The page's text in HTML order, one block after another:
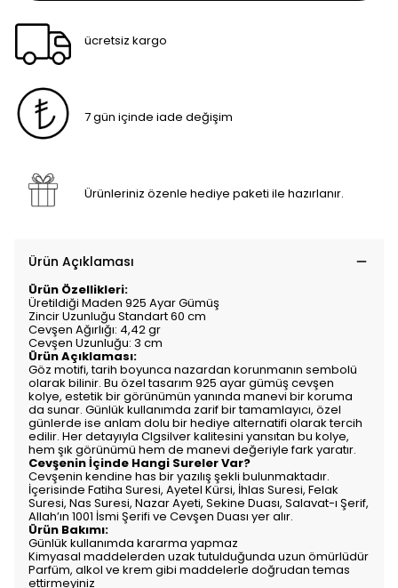
ücretsiz kargo
7 gün içinde iade değişim
Ürünleriniz özenle hediye paketi ile hazırlanır.
Ürün Açıklaması
Ürün Özellikleri:
Üretildiği Maden 925 Ayar Gümüş
Zincir Uzunluğu Standart 60 cm
Cevşen Ağırlığı: 4,42 gr
Cevşen Uzunluğu: 3 cm
Ürün Açıklaması:
Göz motifi, tarih boyunca nazardan korunmanın sembolü
olarak bilinir. Bu özel tasarım 925 ayar gümüş cevşen
kolye, estetik bir görünümün yanında manevi bir koruma
da sunar. Günlük kullanımda zarif bir tamamlayıcı, özel
günlerde ise anlam dolu bir hediye alternatifi olarak tercih
edilir. Her detayıyla Clgsilver kalitesini yansıtan bu kolye,
hem şık görünümü hem de manevi değeriyle fark yaratır.
Cevşenin İçinde Hangi Sureler Var?
Cevşenin kendine has bir yazılış şekli bulunmaktadır.
İçerisinde Fatiha Suresi, Ayetel Kürsi, İhlas Suresi, Felak
Suresi, Nas Suresi, Nazar Ayeti, Sekine Duası, Salavat-ı Şerif,
Allah’ın 1001 İsmi Şerifi ve Cevşen Duası yer alır.
Ürün Bakımı:
Günlük kullanımda kararma yapmaz
Kimyasal maddelerden uzak tutulduğunda uzun ömürlüdür
Parfüm, alkol ve krem gibi maddelerle doğrudan temas
ettirmeyiniz